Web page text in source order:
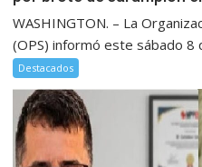
WASHINGTON. – La
(OPS) informó este sábado 8
Destacados